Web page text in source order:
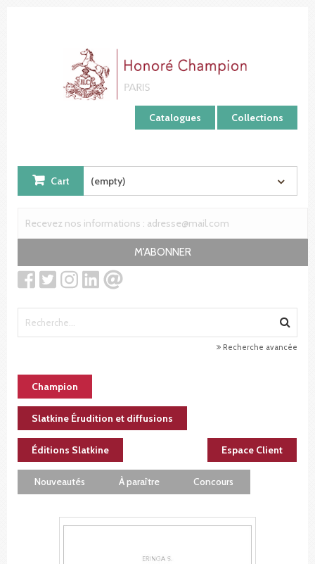
Catalogues Collections
Cart (empty)
M'ABONNER
Recherche avancée
Champion
Slatkine Érudition et diffusions
Éditions Slatkine Espace Client
Nouveautés À paraître Concours